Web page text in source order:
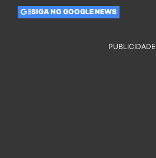
SIGA NO GOOGLE NEWS
PUBLICIDADE